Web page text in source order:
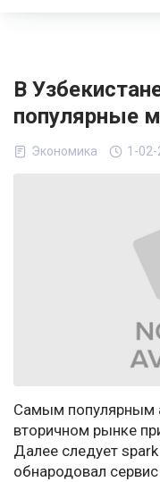
В
популярные
Экономика 1-02-
Самым популярным
вторичном рынке
Далее следует
обнародовал